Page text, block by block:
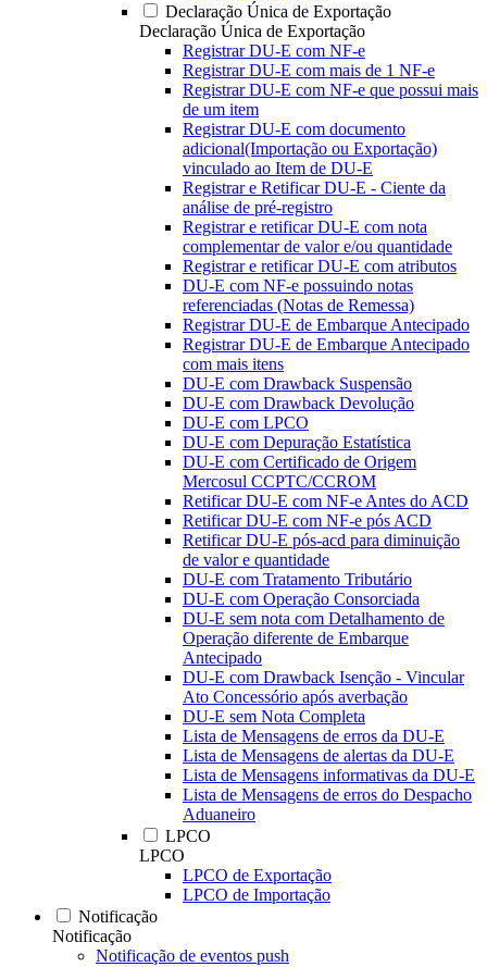
Declaração Única de Exportação
Declaração Única de Exportação
Registrar DU-E com NF-e
Registrar DU-E com mais de 1 NF-e
Registrar DU-E com NF-e que possui mais
de um item
Registrar DU-E com documento
adicional(Importação ou Exportação)
vinculado ao Item de DU-E
Registrar e Retificar DU-E - Ciente da
análise de pré-registro
Registrar e retificar DU-E com nota
complementar de valor e/ou quantidade
Registrar e retificar DU-E com atributos
DU-E com NF-e possuindo notas
referenciadas (Notas de Remessa)
Registrar DU-E de Embarque Antecipado
Registrar DU-E de Embarque Antecipado
com mais itens
DU-E com Drawback Suspensão
DU-E com Drawback Devolução
DU-E com LPCO
DU-E com Depuração Estatística
DU-E com Certificado de Origem
Mercosul CCPTC/CCROM
Retificar DU-E com NF-e Antes do ACD
Retificar DU-E com NF-e pós ACD
Retificar DU-E pós-acd para diminuição
de valor e quantidade
DU-E com Tratamento Tributário
DU-E com Operação Consorciada
DU-E sem nota com Detalhamento de
Operação diferente de Embarque
Antecipado
DU-E com Drawback Isenção - Vincular
Ato Concessório após averbação
DU-E sem Nota Completa
Lista de Mensagens de erros da DU-E
Lista de Mensagens de alertas da DU-E
Lista de Mensagens informativas da DU-E
Lista de Mensagens de erros do Despacho
Aduaneiro
LPCO
LPCO
LPCO de Exportação
LPCO de Importação
Notificação
Notificação
Notificação de eventos push